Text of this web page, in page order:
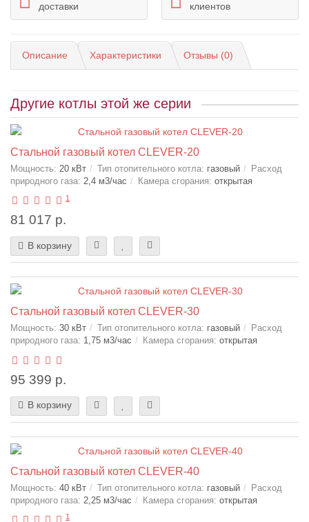
доставки
клиентов
Описание Характеристики Отзывы (0)
Другие котлы этой же серии
Стальной газовый котел CLEVER-20
Мощность: 20 кВт Тип отопительного котла: газовый
Расход
природного газа: 2,4 м3/час Камера сгорания: открытая
1
81 017 р.
В корзину
Стальной газовый котел CLEVER-30
Мощность: 30 кВт Тип отопительного котла: газовый
Расход
природного газа: 1,75 м3/час Камера сгорания: открытая
95 399 р.
В корзину
Стальной газовый котел CLEVER-40
Мощность: 40 кВт Тип отопительного котла: газовый
Расход
природного газа: 2,25 м3/час Камера сгорания: открытая
1